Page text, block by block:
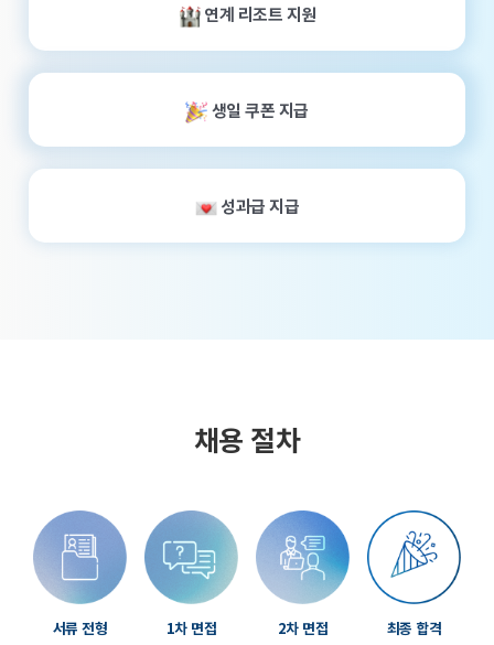
연계 리조트 지원
생일 쿠폰 지급
성과급 지급
채용 절차
서류 전형 1차 면접 2차 면접 최종 합격